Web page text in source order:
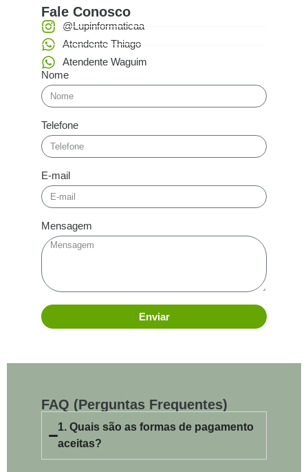
Fale Conosco
@Lupinformaticaa
Atendente Thiago
Atendente Waguim
Nome
Telefone
E-mail
Mensagem
Enviar
FAQ (Perguntas Frequentes)
1. Quais são as formas de pagamento
aceitas?